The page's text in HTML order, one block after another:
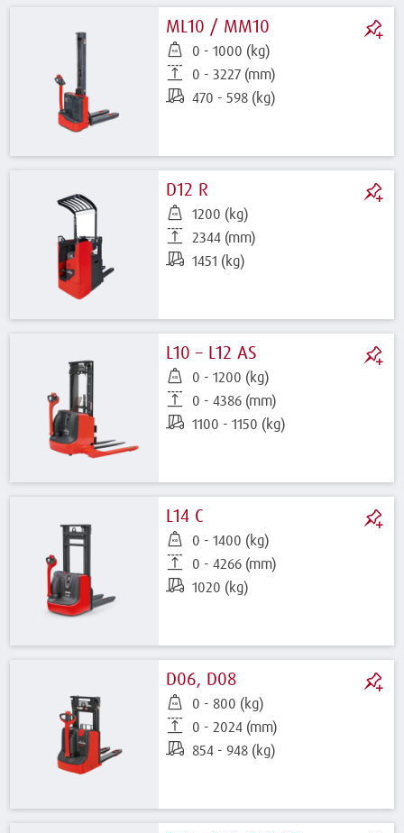
ML10 / MM10
0 - 1000 (kg)
0 - 3227 (mm)
470 - 598 (kg)
D12 R
1200 (kg)
2344 (mm)
1451 (kg)
L10 – L12 AS
0 - 1200 (kg)
0 - 4386 (mm)
1100 - 1150 (kg)
L14 C
0 - 1400 (kg)
0 - 4266 (mm)
1020 (kg)
D06, D08
0 - 800 (kg)
0 - 2024 (mm)
854 - 948 (kg)